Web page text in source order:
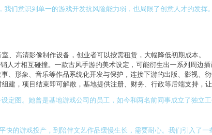
们意识到单一的游戏开发抗风险能力弱，也局限了创意人才的发挥
、高清影像制作设备，创业者可以按需租赁，大幅降低初期成本。
人才相互碰撞。一款古风手游的美术设定，可能衍生出一系列周边插
、形象、音乐等作品系统化开发与保护，连接下游的出版、影视、衍
建，项目结束即可解散，基地提供注册、财务、行政等后端支持，让
定图。她曾是基地游戏公司的员工，如今和两名前同事成立了独立
的游戏投产，到陪伴文艺作品缓慢生长，需要耐心。我们引入了